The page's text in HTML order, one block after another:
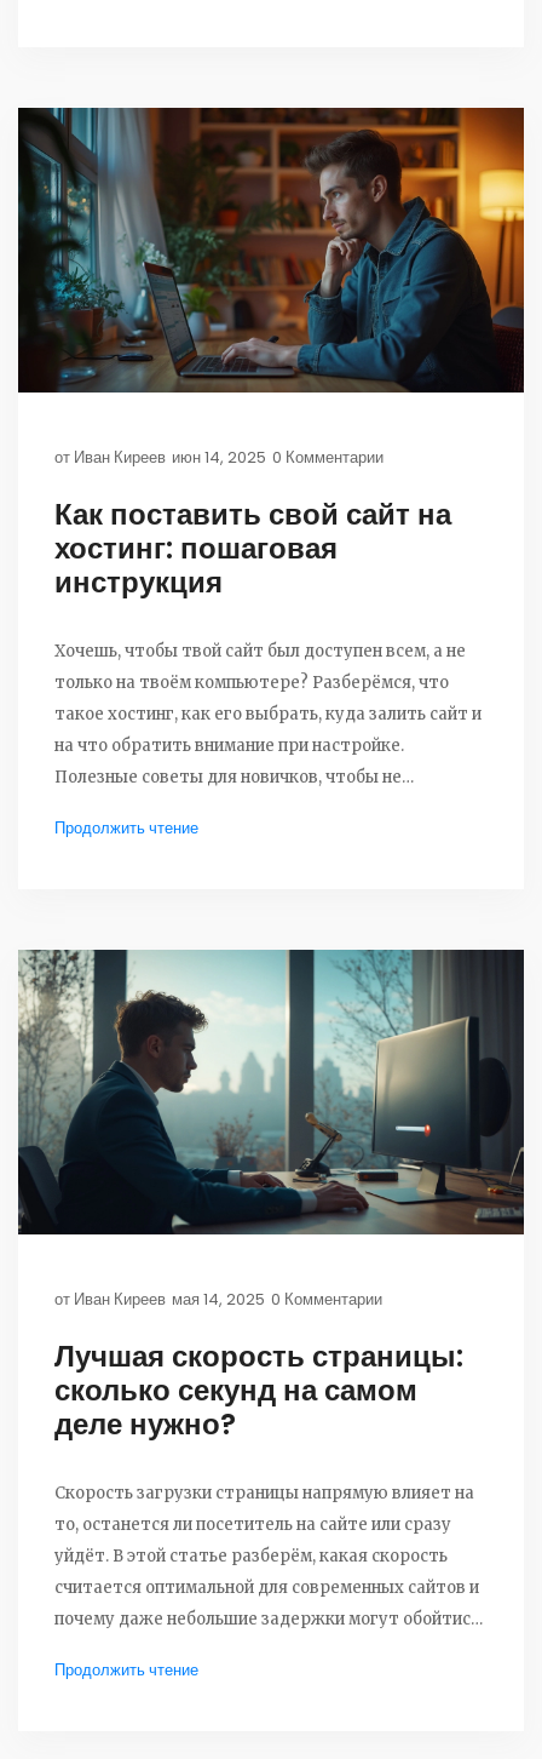
от Иван Киреев июн 14, 2025 0 Комментарии
Как поставить свой сайт на
хостинг: пошаговая
инструкция
Хочешь, чтобы твой сайт был доступен всем, а не
только на твоём компьютере? Разберёмся, что
такое хостинг, как его выбрать, куда залить сайт и
на что обратить внимание при настройке.
Полезные советы для новичков, чтобы не
правильно с самого начала. Этот материал
Продолжить чтение
от Иван Киреев мая 14, 2025 0 Комментарии
Лучшая скорость страницы:
сколько секунд на самом
деле нужно?
Скорость загрузки страницы напрямую влияет на
то, останется ли посетитель на сайте или сразу
уйдёт. В этой статье разберём, какая скорость
считается оптимальной для современных сайтов и
почему даже небольшие задержки могут обойтись
ускорению загрузки. Узнайте, как измерить
Продолжить чтение